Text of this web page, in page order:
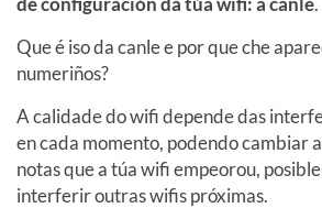
Que é iso da canle e por que che
numeriños?
A calidade do wifi depende das
en cada momento, podendo cambiar
notas que a túa wifi empeorou,
interferir outras wifis próximas.